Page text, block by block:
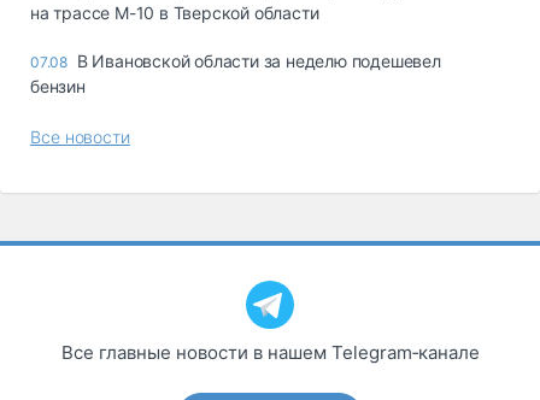
на трассе М-10 в Тверской области
07.08 В Ивановской области за неделю подешевел
бензин
Все новости
Все главные новости в нашем Telegram‑канале